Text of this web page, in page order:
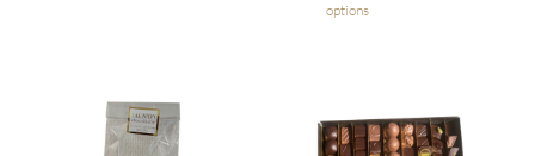
options